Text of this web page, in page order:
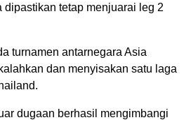
dipastikan tetap menjuarai leg 2
turnamen antarnegara Asia
dan menyisakan satu laga
dugaan berhasil mengimbangi